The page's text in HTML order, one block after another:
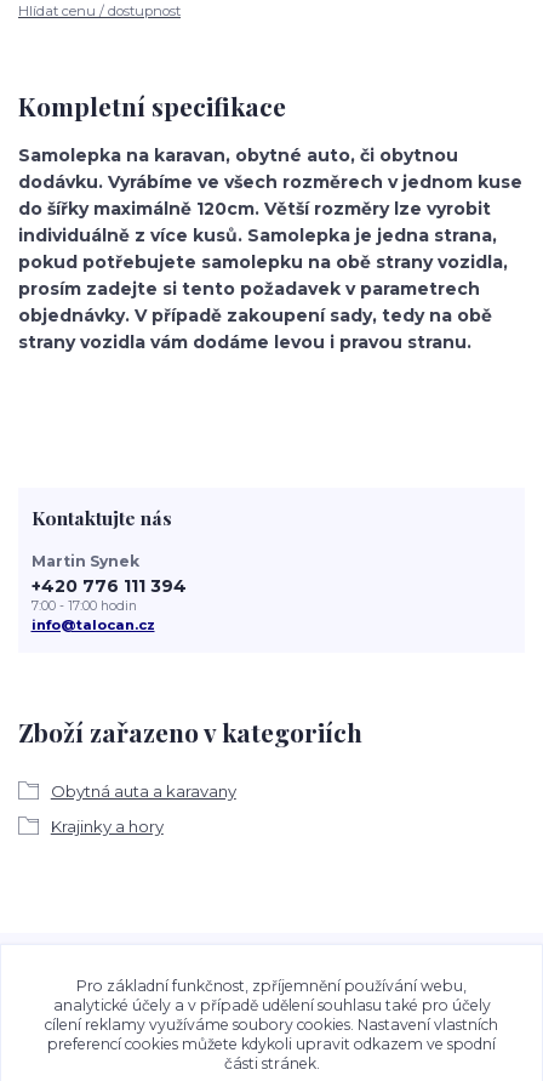
Hlídat cenu / dostupnost
Kompletní specifikace
Samolepka na karavan, obytné auto, či obytnou
dodávku. Vyrábíme ve všech rozměrech v jednom kuse
do šířky maximálně 120cm. Větší rozměry lze vyrobit
individuálně z více kusů. Samolepka je jedna strana,
pokud potřebujete samolepku na obě strany vozidla,
prosím zadejte si tento požadavek v parametrech
objednávky. V případě zakoupení sady, tedy na obě
strany vozidla vám dodáme levou i pravou stranu.
Zboží zařazeno v kategoriích
Obytná auta a karavany
Krajinky a hory
Kontaktujte nás
Martin Synek
+420 776 111 394
7:00 - 17:00 hodin
info@talocan.cz
obsah zveřejněný na stránkách Talocan.cz a
CeskeSamolepky.cz jsou chráněny autorským právem. Jejich
použití bez předchozího písemného souhlasu provozovatele
je zakázáno.
Pro základní funkčnost, zpříjemnění používání webu,
analytické účely a v případě udělení souhlasu také pro účely
cílení reklamy využíváme soubory cookies. Nastavení vlastních
preferencí cookies můžete kdykoli upravit odkazem ve spodní
části stránek.